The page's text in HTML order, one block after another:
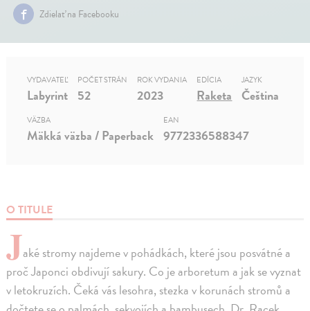
Zdielať na Facebooku
O TITULE
Jaké stromy najdeme v pohádkách, které jsou posvátné a
proč Japonci obdivují sakury. Co je arboretum a jak se vyznat
v letokruzích. Čeká vás lesohra, stezka v korunách stromů a
VYDAVATEĽ
Labyrint
POČET STRÁN
52
ROK VYDANIA
2023
EDÍCIA
Raketa
JAZYK
Čeština
VÄZBA
Mäkká väzba / Paperback
EAN
9772336588347